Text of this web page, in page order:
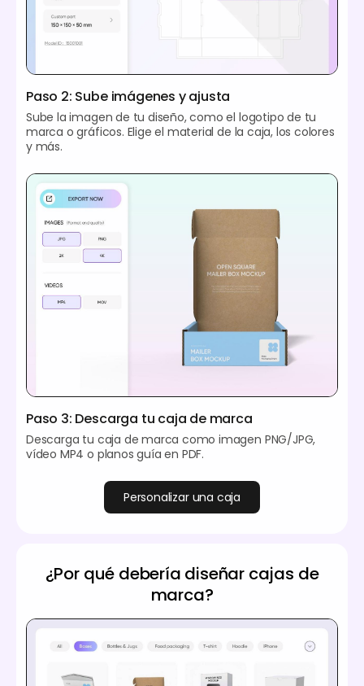
Paso 2: Sube imágenes y ajusta
Sube la imagen de tu diseño, como el logotipo de tu
marca o gráficos. Elige el material de la caja, los colores
y más.
Paso 3: Descarga tu caja de marca
Descarga tu caja de marca como imagen PNG/JPG,
vídeo MP4 o planos guía en PDF.
Personalizar una caja
¿Por qué debería diseñar cajas de
marca?